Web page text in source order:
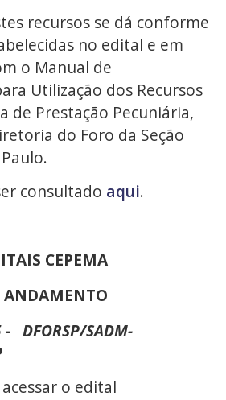
recursos se dá conforme
no edital e em
o Manual de
Utilização dos Recursos
de Prestação Pecuniária,
do Foro da Seção
consultado aqui.
CEPEMA
ANDAMENTO
- DFORSP/SADM-
o edital